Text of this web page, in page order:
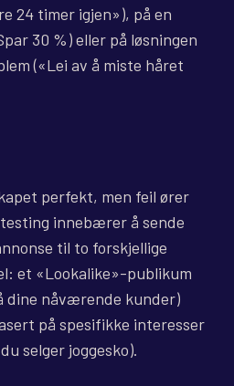
24 timer igjen»), på en
30 %) eller på løsningen
(«Lei av å miste håret
perfekt, men feil ører
innebærer å sende
til to forskjellige
et «Lookalike»-publikum
dine nåværende kunder)
på spesifikke interesser
selger joggesko).